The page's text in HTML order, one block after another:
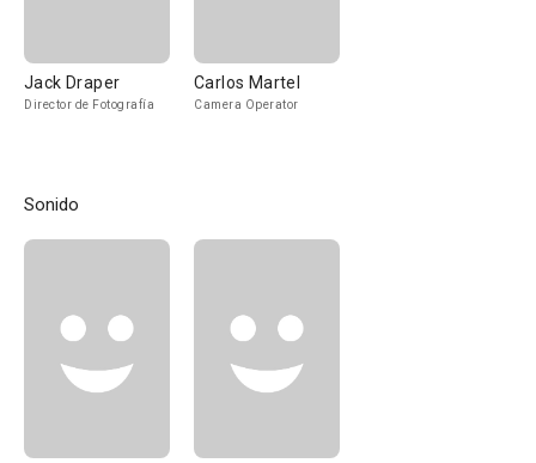
Jack Draper
Director de Fotografía
Carlos Martel
Camera Operator
Sonido